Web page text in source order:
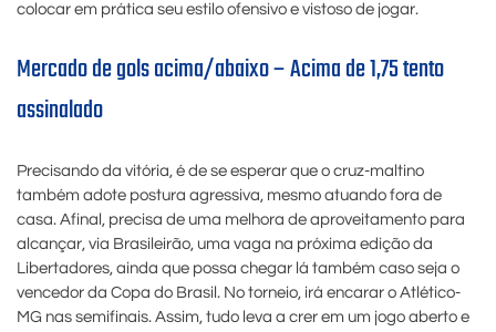
colocar em prática seu estilo ofensivo e vistoso de jogar.
Mercado de gols acima/abaixo – Acima de 1,75 tento
assinalado
Precisando da vitória, é de se esperar que o cruz-maltino
também adote postura agressiva, mesmo atuando fora de
casa. Afinal, precisa de uma melhora de aproveitamento para
alcançar, via Brasileirão, uma vaga na próxima edição da
Libertadores, ainda que possa chegar lá também caso seja o
vencedor da Copa do Brasil. No torneio, irá encarar o Atlético-
MG nas semifinais. Assim, tudo leva a crer em um jogo aberto e